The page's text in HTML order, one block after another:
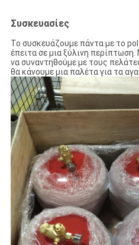
Συσκευασίες
Το συσκευάζουμε πάντα με το
έπειτα σε μια ξύλινη
να συναντηθούμε με τους
θα κάνουμε μια παλέτα για τα